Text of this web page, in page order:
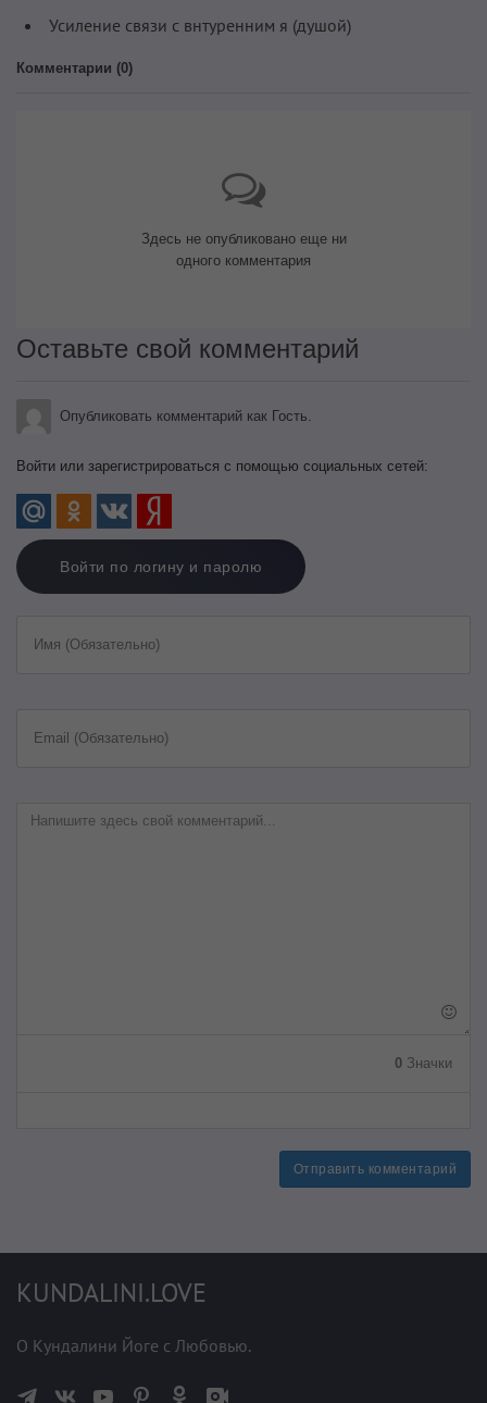
Усиление связи с внтуренним я (душой)
Комментарии (0)
Здесь не опубликовано еще ни
одного комментария
Оставьте свой комментарий
Опубликовать комментарий как Гость.
Войти или зарегистрироваться с помощью социальных сетей:
Войти по логину и паролю
Имя (Обязательно)
Email (Обязательно)
0 Значки
Отправить комментарий
KUNDALINI.LOVE
О Кундалини Йоге с Любовью.